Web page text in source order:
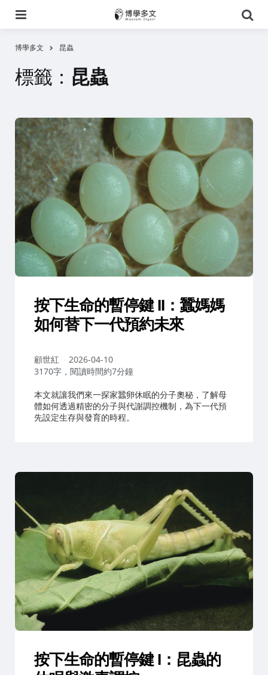
尋
博學多文 昆蟲
標籤： 昆蟲
按下生命的暫停鍵 II：蠶媽媽
如何替下一代預約未來
作
者：
顧世紅
2026-04-10
3170字，閱讀時間約7分鐘
本文就讓我們來一探家蠶卵休眠的分子奧秘，了解母
體如何透過精密的分子與代謝調控機制，為下一代預
先設定生存與發育的時程。
按下生命的暫停鍵 I：昆蟲的